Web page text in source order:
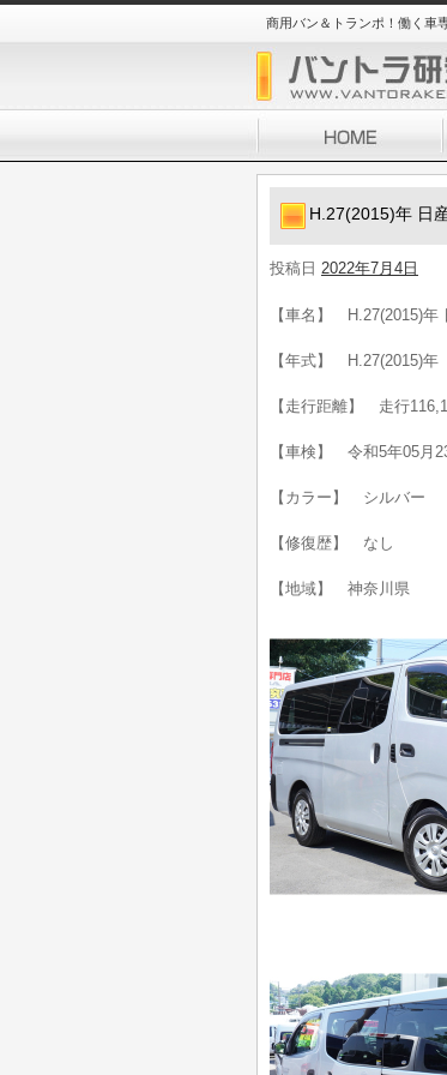
商用バン＆トランポ！働く車
H.27(2015)年 日
投稿日 2022年7月4日
【車名】 H.27(2015)年
【年式】 H.27(2015)年
【走行距離】 走行
【車検】 令和5年05月
【カラー】 シルバー
【修復歴】 なし
【地域】 神奈川県